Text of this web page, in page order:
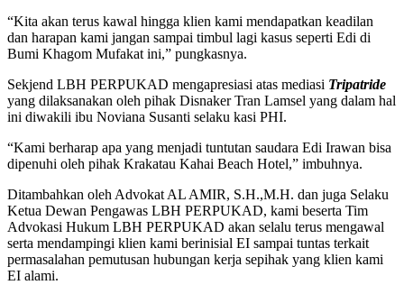
“Kita akan terus kawal hingga klien kami mendapatkan keadilan
dan harapan kami jangan sampai timbul lagi kasus seperti Edi di
Bumi Khagom Mufakat ini,” pungkasnya.
Sekjend LBH PERPUKAD mengapresiasi atas mediasi Tripatride
yang dilaksanakan oleh pihak Disnaker Tran Lamsel yang dalam hal
ini diwakili ibu Noviana Susanti selaku kasi PHI.
“Kami berharap apa yang menjadi tuntutan saudara Edi Irawan bisa
dipenuhi oleh pihak Krakatau Kahai Beach Hotel,” imbuhnya.
Ditambahkan oleh Advokat AL AMIR, S.H.,M.H. dan juga Selaku
Ketua Dewan Pengawas LBH PERPUKAD, kami beserta Tim
Advokasi Hukum LBH PERPUKAD akan selalu terus mengawal
serta mendampingi klien kami berinisial EI sampai tuntas terkait
permasalahan pemutusan hubungan kerja sepihak yang klien kami
EI alami.